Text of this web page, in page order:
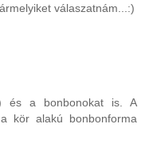
válaszatnám...:)
és a bonbonokat is. A
kör alakú bonbonforma